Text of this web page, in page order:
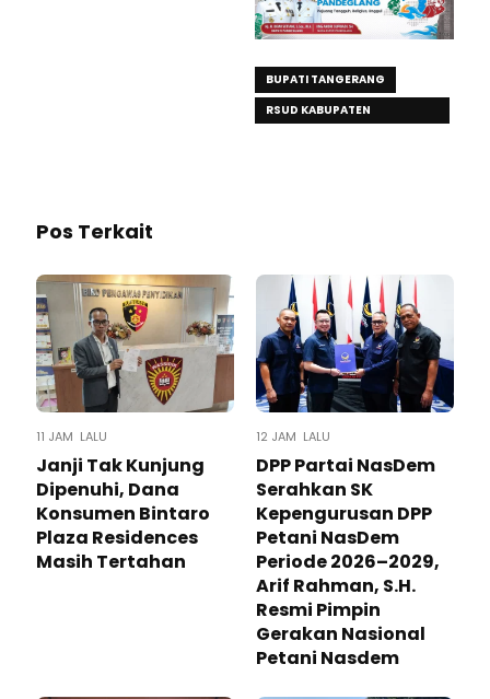
BUPATI TANGERANG
RSUD KABUPATEN
Pos Terkait
11 JAM LALU
Janji Tak Kunjung
Dipenuhi, Dana
Konsumen Bintaro
Plaza Residences
Masih Tertahan
12 JAM LALU
DPP Partai NasDem
Serahkan SK
Kepengurusan DPP
Petani NasDem
Periode 2026–2029,
Arif Rahman, S.H.
Resmi Pimpin
Gerakan Nasional
Petani Nasdem